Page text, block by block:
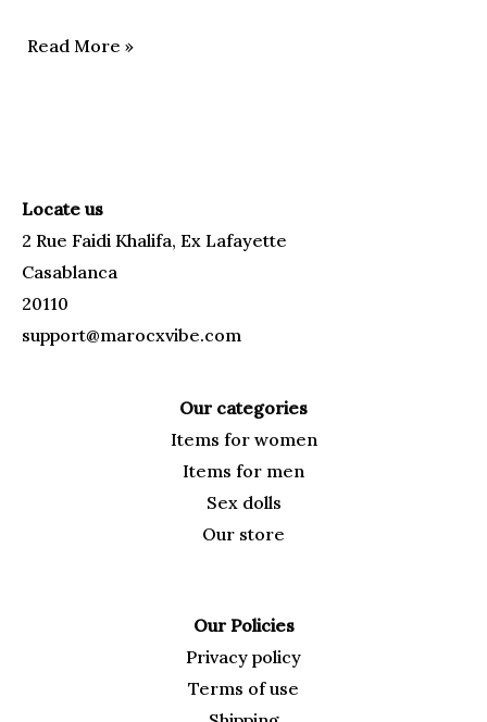
Read More »
Locate us
2 Rue Faidi Khalifa, Ex Lafayette
Casablanca
20110
support@marocxvibe.com
Our categories
Items for women
Items for men
Sex dolls
Our store
Our Policies
Privacy policy
Terms of use